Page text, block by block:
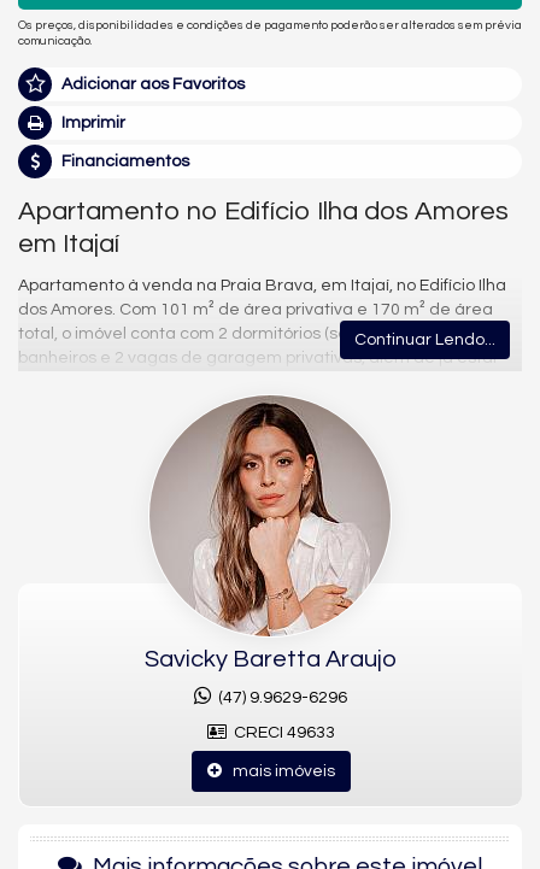
Os preços, disponibilidades e condições de pagamento poderão ser alterados sem prévia
comunicação.
Adicionar aos Favoritos
Imprimir
Financiamentos
Apartamento no Edifício Ilha dos Amores
em Itajaí
Apartamento à venda na Praia Brava, em Itajaí, no Edifício Ilha
dos Amores. Com 101 m² de área privativa e 170 m² de área
total, o imóvel conta com 2 dormitórios (sendo 1 suíte), 3
banheiros e 2 vagas de garagem privativas, além de já estar
O living integra sala de estar e sala de jantar em um ambiente
amplo de dois espaços, com sacada integrada e sacada com
churrasqueira para momentos de lazer. A cozinha, o lavabo e a
área de serviço complementam a proposta funcional, com
acabamento em gesso, piso porcelanato e vinílico, móveis
planejados, aquecimento de água e ar condicionado.
O Edifício Ilha dos Amores conta com salão de festas, sala de
jogos, elevador, hall decorado e mobiliado, portão eletrônico,
câmeras de segurança, gás central e entrada para banhistas,
com medidores individuais para mais praticidade no dia a dia.
Localizado na Rua Miguel Francisco Borges, na Praia Brava, o
imóvel é uma ótima opção para quem deseja viver perto do
mar em um dos bairros mais procurados de Itajaí. Valor de
venda: R$ 2.230.000,00.
Aquecimento de Água
Continuar Lendo...
Savicky Baretta Araujo
(47) 9.9629-6296
CRECI 49633
mais imóveis